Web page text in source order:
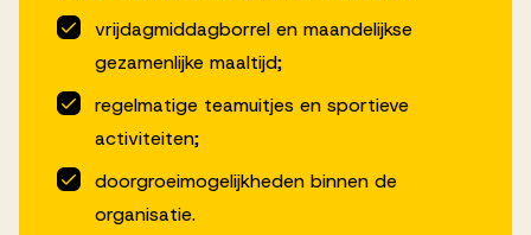
vrijdagmiddagborrel en maandelijkse
gezamenlijke maaltijd;
regelmatige teamuitjes en sportieve
activiteiten;
doorgroeimogelijkheden binnen de
organisatie.